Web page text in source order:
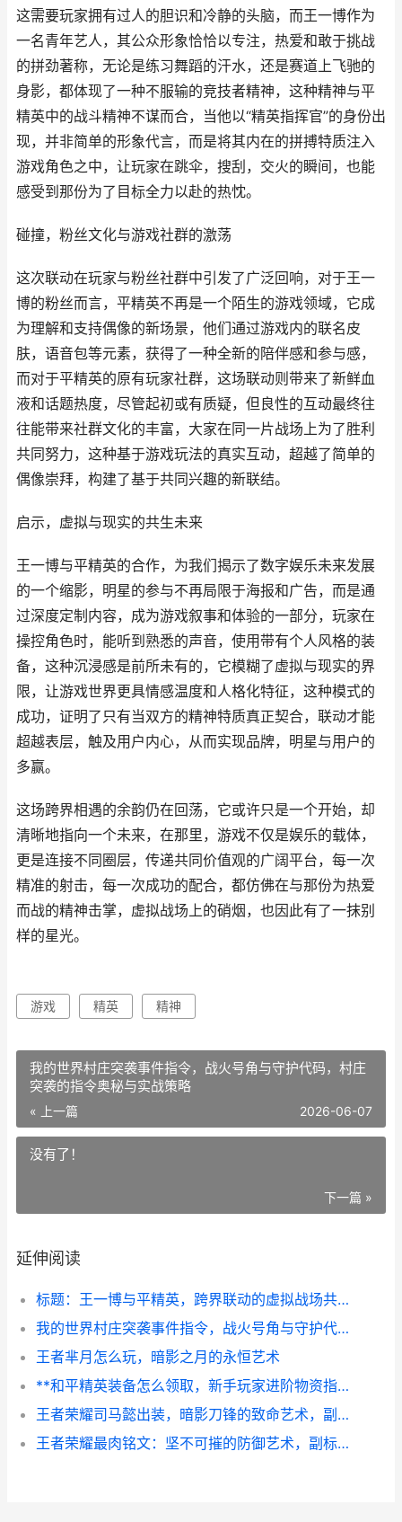
这需要玩家拥有过人的胆识和冷静的头脑，而王一博作为
一名青年艺人，其公众形象恰恰以专注，热爱和敢于挑战
的拼劲著称，无论是练习舞蹈的汗水，还是赛道上飞驰的
身影，都体现了一种不服输的竞技者精神，这种精神与平
精英中的战斗精神不谋而合，当他以“精英指挥官”的身份出
现，并非简单的形象代言，而是将其内在的拼搏特质注入
游戏角色之中，让玩家在跳伞，搜刮，交火的瞬间，也能
感受到那份为了目标全力以赴的热忱。
碰撞，粉丝文化与游戏社群的激荡
这次联动在玩家与粉丝社群中引发了广泛回响，对于王一
博的粉丝而言，平精英不再是一个陌生的游戏领域，它成
为理解和支持偶像的新场景，他们通过游戏内的联名皮
肤，语音包等元素，获得了一种全新的陪伴感和参与感，
而对于平精英的原有玩家社群，这场联动则带来了新鲜血
液和话题热度，尽管起初或有质疑，但良性的互动最终往
往能带来社群文化的丰富，大家在同一片战场上为了胜利
共同努力，这种基于游戏玩法的真实互动，超越了简单的
偶像崇拜，构建了基于共同兴趣的新联结。
启示，虚拟与现实的共生未来
王一博与平精英的合作，为我们揭示了数字娱乐未来发展
的一个缩影，明星的参与不再局限于海报和广告，而是通
过深度定制内容，成为游戏叙事和体验的一部分，玩家在
操控角色时，能听到熟悉的声音，使用带有个人风格的装
备，这种沉浸感是前所未有的，它模糊了虚拟与现实的界
限，让游戏世界更具情感温度和人格化特征，这种模式的
成功，证明了只有当双方的精神特质真正契合，联动才能
超越表层，触及用户内心，从而实现品牌，明星与用户的
多赢。
这场跨界相遇的余韵仍在回荡，它或许只是一个开始，却
清晰地指向一个未来，在那里，游戏不仅是娱乐的载体，
更是连接不同圈层，传递共同价值观的广阔平台，每一次
精准的射击，每一次成功的配合，都仿佛在与那份为热爱
而战的精神击掌，虚拟战场上的硝烟，也因此有了一抹别
样的星光。
游戏 精英 精神
我的世界村庄突袭事件指令，战火号角与守护代码，村庄
突袭的指令奥秘与实战策略
« 上一篇 2026-06-07
没有了！
下一篇 »
延伸阅读
标题：王一博与平精英，跨界联动的虚拟战场共鸣副标题，当明星光环相遇战术竞技的热血世界
我的世界村庄突袭事件指令，战火号角与守护代码，村庄突袭的指令奥秘与实战策略
王者芈月怎么玩，暗影之月的永恒艺术
**和平精英装备怎么领取，新手玩家进阶物资指南**
王者荣耀司马懿出装，暗影刀锋的致命艺术，副标题：穿透与爆发的终极平衡之道
王者荣耀最肉铭文：坚不可摧的防御艺术，副标题：探索顶级坦克的铭文奥秘